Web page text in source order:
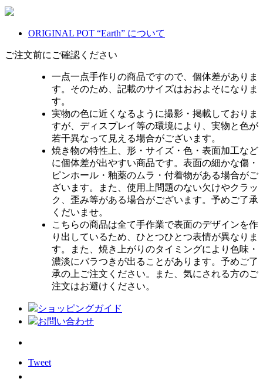
ORIGINAL POT “Earth” について
ご注文前にご確認ください
一点一点手作りの商品ですので、個体差がありま
す。そのため、記載のサイズはおおよそになりま
す。
実物の色に近くなるように撮影・掲載しておりま
すが、ディスプレイ等の環境により、実物と色が
若干異なって見える場合がございます。
焼き物の特性上、形・サイズ・色・表面加工など
に個体差が出やすい商品です。表面の細かな傷・
ピンホール・釉薬のムラ・付着物がある場合がご
ざいます。また、使用上問題のない欠けやクラッ
ク、歪み等がある場合がございます。予めご了承
くだいませ。
こちらの商品は全て手作業で表面のデザインを作
り出しているため、ひとつひとつ表情が異なりま
す。また、焼き上がりのタイミングにより色味・
濃淡にバラつきが出ることがあります。予めご了
承の上ご注文ください。また、気にされる方のご
注文はお避けください。
ショッピングガイド
お問い合わせ
Tweet